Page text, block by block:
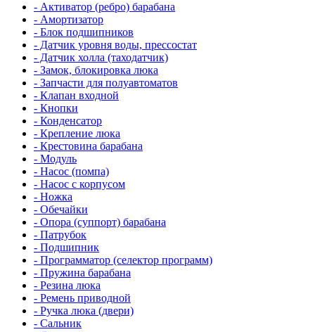
- Активатор (ребро) барабана
- Амортизатор
- Блок подшипников
- Датчик уровня воды, прессостат
- Датчик холла (таходатчик)
- Замок, блокировка люка
- Запчасти для полуавтоматов
- Клапан входной
- Кнопки
- Конденсатор
- Крепление люка
- Крестовина барабана
- Модуль
- Насос (помпа)
- Насос c корпусом
- Ножка
- Обечайки
- Опора (суппорт) барабана
- Патрубок
- Подшипник
- Программатор (селектор программ)
- Пружина барабана
- Резина люка
- Ремень приводной
- Ручка люка (двери)
- Сальник